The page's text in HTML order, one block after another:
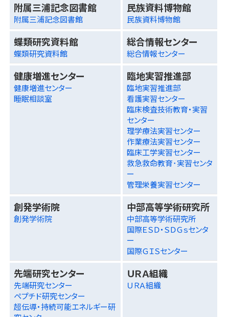
附属三浦記念図書館
附属三浦記念図書館
民族資料博物館
民族資料博物館
蝶類研究資料館
蝶類研究資料館
総合情報センター
総合情報センター
健康増進センター
健康増進センター
睡眠相談室
臨地実習推進部
臨地実習推進部
看護実習センター
臨床検査技術教育・実習
センター
理学療法実習センター
作業療法実習センター
臨床工学実習センター
救急救命教育･実習センタ
ー
管理栄養実習センター
創発学術院
創発学術院
中部高等学術研究所
中部高等学術研究所
国際ＥＳＤ・ＳＤＧｓセンタ
ー
国際ＧＩＳセンター
先端研究センター
先端研究センター
ペプチド研究センター
超伝導・持続可能エネルギー研
ＵＲＡ組織
ＵＲＡ組織